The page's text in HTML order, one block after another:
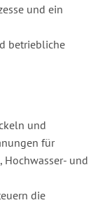
und ein
betriebliche
und
für
Hochwasser- und
die